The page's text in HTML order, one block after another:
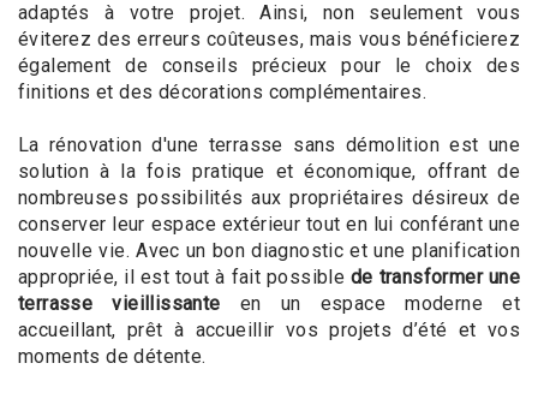
adaptés à votre projet. Ainsi, non seulement vous
éviterez des erreurs coûteuses, mais vous bénéficierez
également de conseils précieux pour le choix des
finitions et des décorations complémentaires.
La rénovation d'une terrasse sans démolition est une
solution à la fois pratique et économique, offrant de
nombreuses possibilités aux propriétaires désireux de
conserver leur espace extérieur tout en lui conférant une
nouvelle vie. Avec un bon diagnostic et une planification
appropriée, il est tout à fait possible de transformer une
terrasse vieillissante en un espace moderne et
accueillant, prêt à accueillir vos projets d’été et vos
moments de détente.